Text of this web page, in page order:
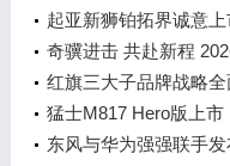
起亚新狮铂拓界诚意
万元起
奇骥进击 共赴新程
红旗三大子品牌战略
章
猛士M817 Hero版上
标杆！
东风与华为强强联手